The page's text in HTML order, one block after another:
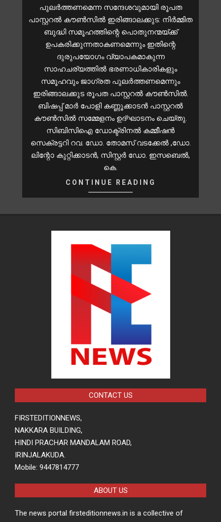
പുലർത്തണമെന്ന സന്ദേശവുമായി രൂപത
പാസ്റ്ററല്‍ കൗണ്‍സില്‍ ഇരിങ്ങാലക്കുട: നിര്‍മ്മിത
ബുദ്ധി സമൂഹത്തിന്റെ പൊതുനന്മയ്ക്ക്
ഉപകരിക്കുന്നതാകണമെന്നും ഇതിന്റെ
ദുരുപയോഗം വ്യാപകമാകുന്ന
സാഹചര്യത്തില്‍ ഭരണാധികാരികളും
സമൂഹവും ജാഗ്രത പുലര്‍ത്തണമെന്നും
ഇരിങ്ങാലക്കുട രൂപത പാസ്റ്ററല്‍ കൗണ്‍സില്‍.
ബിഷപ്പ് മാര്‍ പോളി കണ്ണൂക്കാടന്‍ പാസ്റ്ററല്‍
കൗണ്‍സില്‍ സമ്മേളനം ഉദ്ഘാടനം ചെയ്തു.
സിബിസിഐ ഡോക്ട്രിനല്‍ കമ്മീഷന്‍
സെക്രട്ടറി റവ. ഡോ. തോമസ് വടക്കേല്‍ ,ഡോ.
ലിന്റോ കുറ്റിക്കാടന്‍, സിസ്റ്റര്‍ ഡോ. ഇസബെല്‍,
കെ.
CONTINUE READING
CONTACT US
FIRSTEDITIONNEWS,
NAKKARA BUILDING,
HINDI PRACHAR MANDALAM ROAD,
IRINJALAKUDA.
Mobile: 9447814777
ABOUT US
The news portal firsteditionnews.in is a collective of